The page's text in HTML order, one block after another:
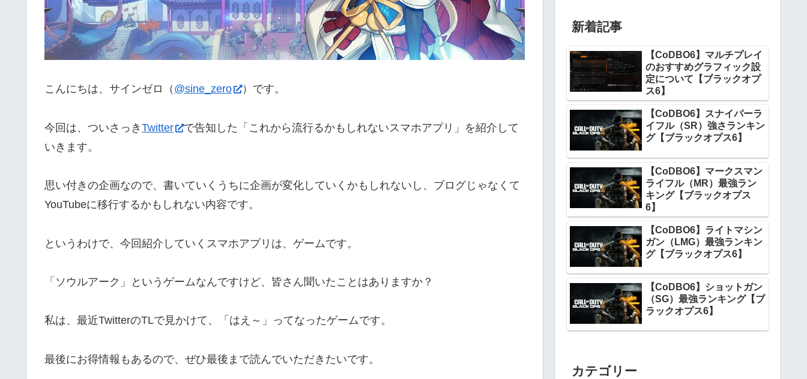
こんにちは、サインゼロ（ @sine_zero ）です。
今回は、ついさっき Twitter
で告知した「これから流行るかもしれないスマホアプリ」を紹介して
いきます。
思い付きの企画なので、書いていくうちに企画が変化していくかもしれないし、ブログじゃなくて
YouTubeに移行するかもしれない内容です。
というわけで、今回紹介していくスマホアプリは、ゲームです。
「ソウルアーク」というゲームなんですけど、皆さん聞いたことはありますか？
私は、最近TwitterのTLで見かけて、「はえ～」ってなったゲームです。
最後にお得情報もあるので、ぜひ最後まで読んでいただきたいです。
新着記事
【CoDBO6】マルチプレイ
のおすすめグラフィック設
定について【ブラックオプ
ス6】
【CoDBO6】スナイパーラ
イフル（SR）強さランキン
グ【ブラックオプス6】
【CoDBO6】マークスマン
ライフル（MR）最強ラン
キング【ブラックオプス
6】
【CoDBO6】ライトマシン
ガン（LMG）最強ランキン
グ【ブラックオプス6】
【CoDBO6】ショットガン
（SG）最強ランキング【ブ
ラックオプス6】
カテゴリー